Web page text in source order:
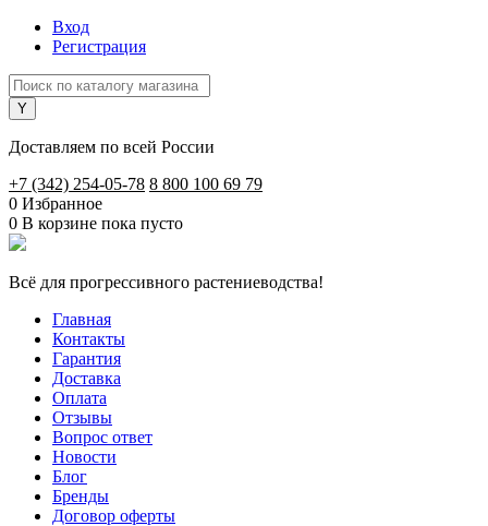
Вход
Регистрация
Доставляем по всей России
+7 (342) 254-05-78 8 800 100 69 79
0 Избранное
0 В корзине пока пусто
Всё для прогрессивного растениеводства!
Главная
Контакты
Гарантия
Доставка
Оплата
Отзывы
Вопрос ответ
Новости
Блог
Бренды
Договор оферты